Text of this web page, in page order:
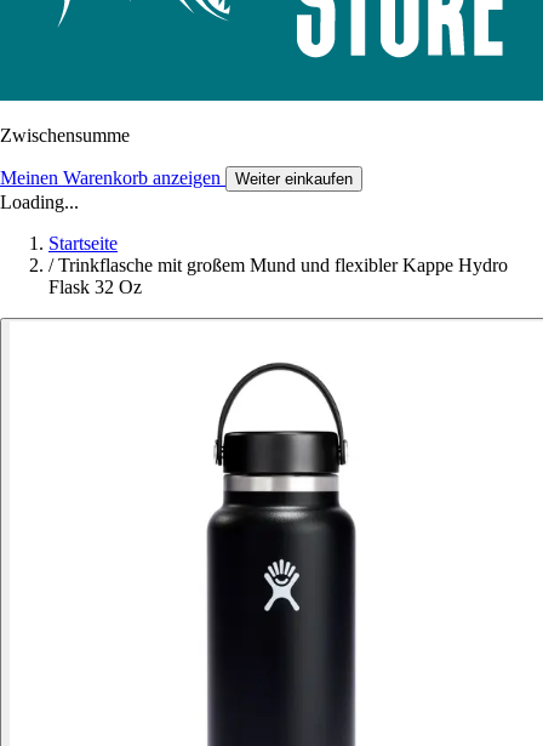
Zwischensumme
Meinen Warenkorb anzeigen Weiter einkaufen
Loading...
Startseite
/ Trinkflasche mit großem Mund und flexibler Kappe Hydro
Flask 32 Oz